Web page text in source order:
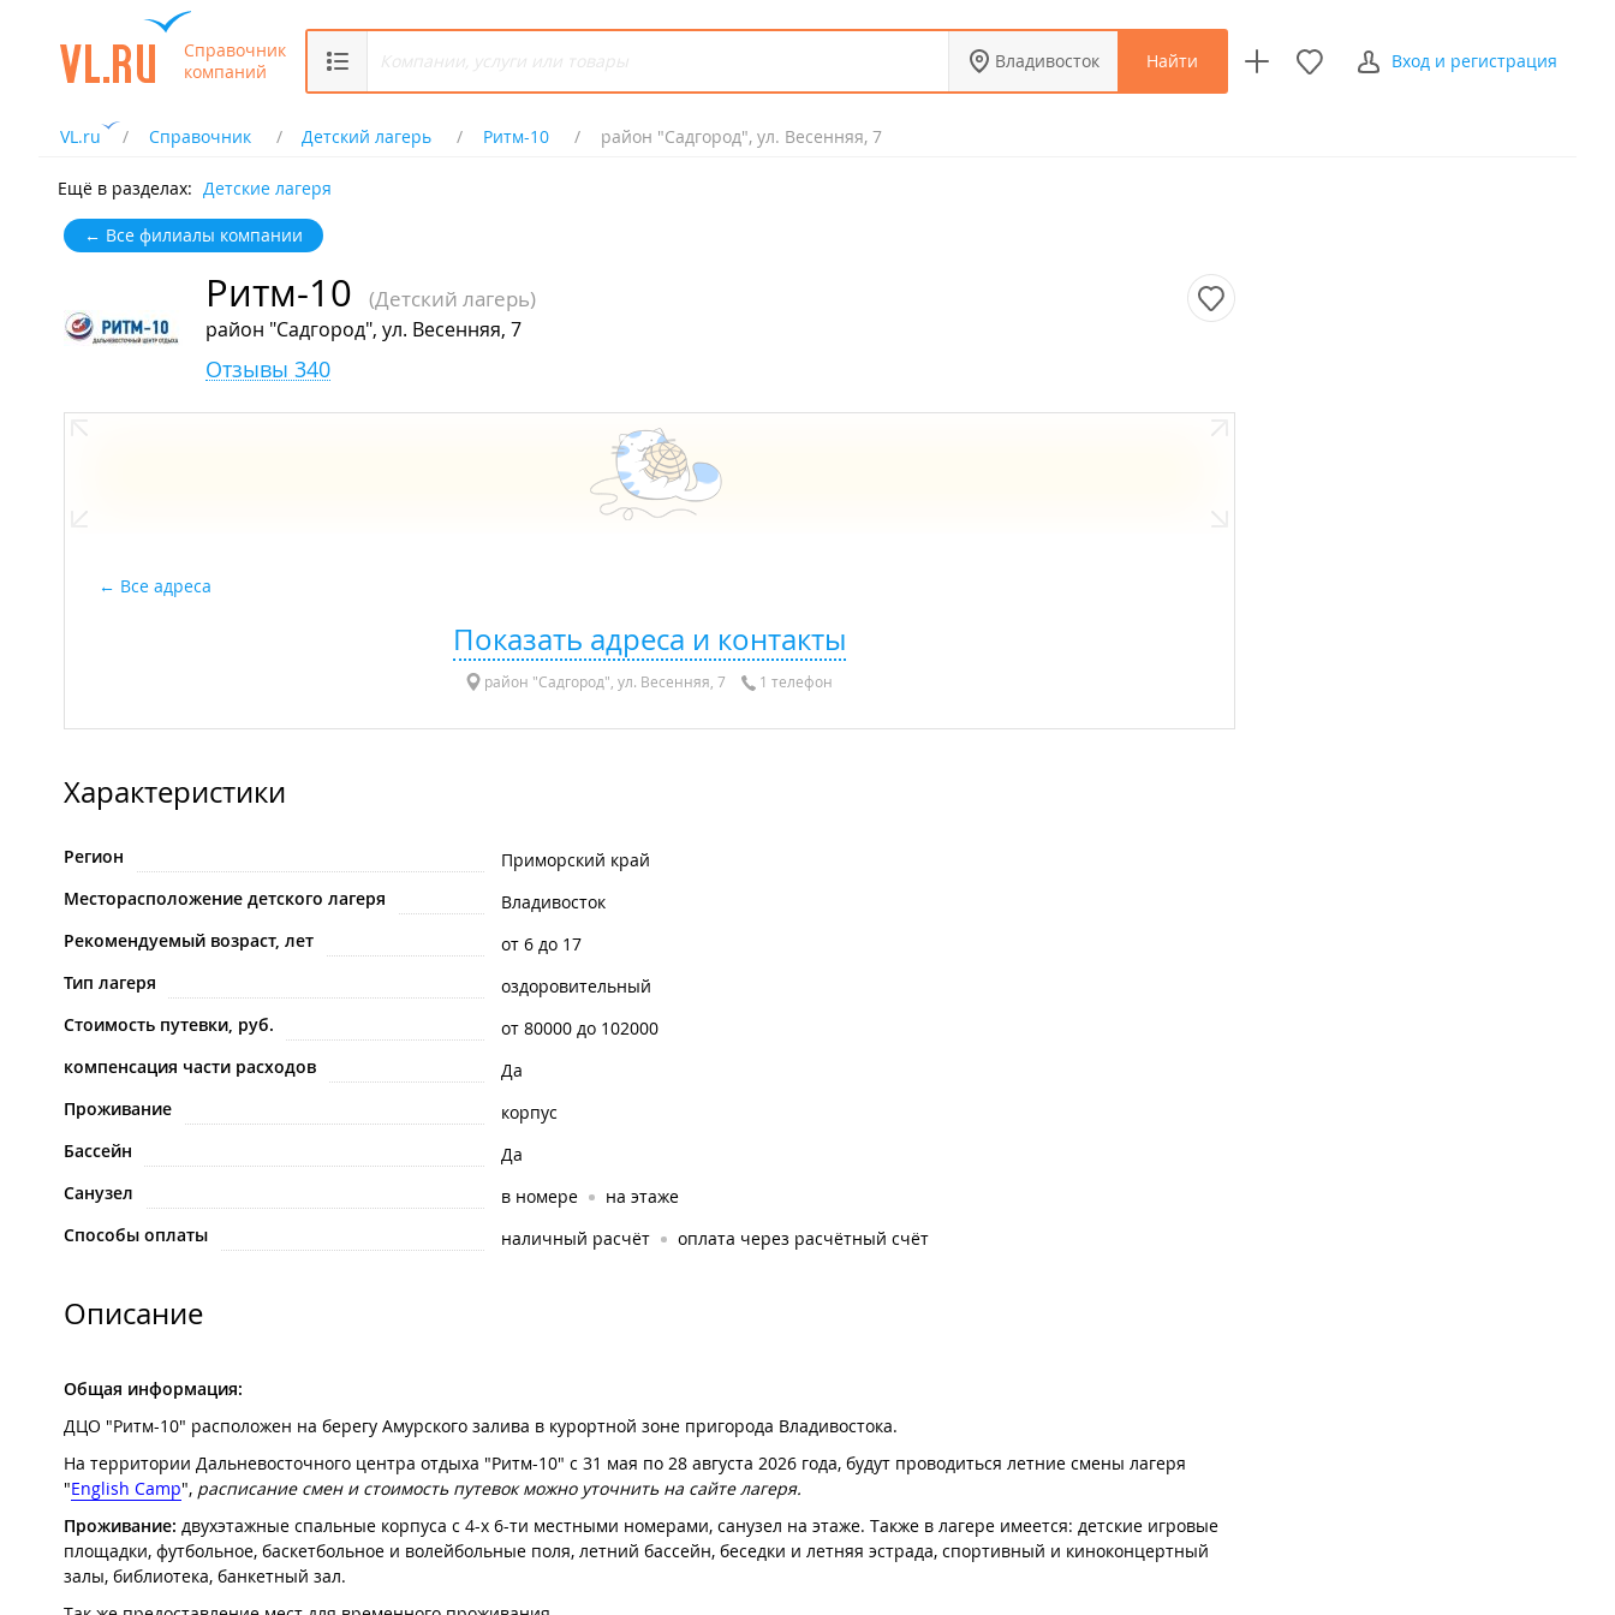
Справочник
компаний
Владивосток Найти Вход и регистрация
VL.ru Справочник Детский лагерь Ритм-10 район "Садгород", ул. Весенняя, 7
Ещё в разделах: Детские лагеря
← Все филиалы компании
Ритм-10 (Детский лагерь)
район "Садгород", ул. Весенняя, 7
Отзывы 340
Все адреса
Показать адреса и контакты
район "Садгород", ул. Весенняя, 7 1 телефон
Характеристики
Регион
Приморский край
Месторасположение детского лагеря
Владивосток
Рекомендуемый возраст, лет
от 6 до 17
Тип лагеря
оздоровительный
Стоимость путевки, руб.
от 80000 до 102000
компенсация части расходов
Да
Проживание
корпус
Бассейн
Да
Санузел
в номере
на этаже
Способы оплаты
наличный расчёт оплата через расчётный счёт
Описание
Общая информация:
ДЦО "Ритм-10" расположен на берегу Амурского залива в курортной зоне пригорода Владивостока.
На территории Дальневосточного центра отдыха "Ритм-10" с 31 мая по 28 августа 2026 года, будут проводиться летние смены лагеря
"English Camp", расписание смен и стоимость путевок можно уточнить на сайте лагеря.
Проживание: двухэтажные спальные корпуса с 4-х 6-ти местными номерами, санузел на этаже. Также в лагере имеется: детские игровые
площадки, футбольное, баскетбольное и волейбольные поля, летний бассейн, беседки и летняя эстрада, спортивный и киноконцертный
залы, библиотека, банкетный зал.